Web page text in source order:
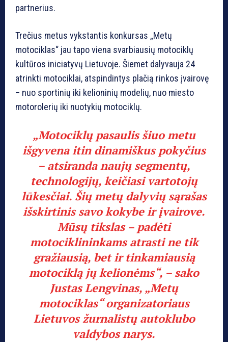
partnerius.
Trečius metus vykstantis konkursas „Metų
motociklas“ jau tapo viena svarbiausių motociklų
kultūros iniciatyvų Lietuvoje. Šiemet dalyvauja 24
atrinkti motociklai, atspindintys plačią rinkos įvairovę
– nuo sportinių iki kelioninių modelių, nuo miesto
motorolerių iki nuotykių motociklų.
„Motociklų pasaulis šiuo metu
išgyvena itin dinamiškus pokyčius
– atsiranda naujų segmentų,
technologijų, keičiasi vartotojų
lūkesčiai. Šių metų dalyvių sąrašas
išskirtinis savo kokybe ir įvairove.
Mūsų tikslas – padėti
motociklininkams atrasti ne tik
gražiausią, bet ir tinkamiausią
motociklą jų kelionėms“, – sako
Justas Lengvinas, „Metų
motociklas“ organizatoriaus
Lietuvos žurnalistų autoklubo
valdybos narys.